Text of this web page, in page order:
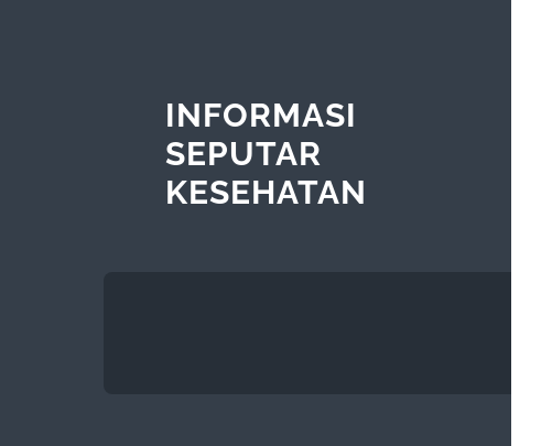
INFORMASI
SEPUTAR
KESEHATAN